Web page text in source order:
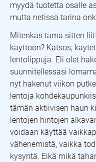
myydä tuotetta osalle
mutta netissä tarina
Mitenkäs tämä sitten
käyttöön? Katsos,
lentolippuja. Eli olet
suunnitellessasi
nyt hakenut viikon
lentoja
tämän aktiivisen haun
lentojen hintojen
voidaan käyttää
vähenemistä, vaikka
kysyntä. Eikä mikä